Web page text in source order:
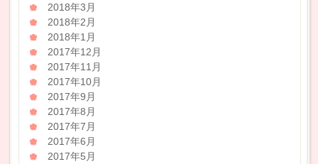
2018年3月
2018年2月
2018年1月
2017年12月
2017年11月
2017年10月
2017年9月
2017年8月
2017年7月
2017年6月
2017年5月